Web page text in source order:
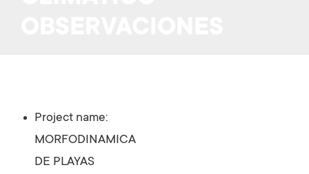
Project name:
MORFODINAMICA
DE PLAYAS